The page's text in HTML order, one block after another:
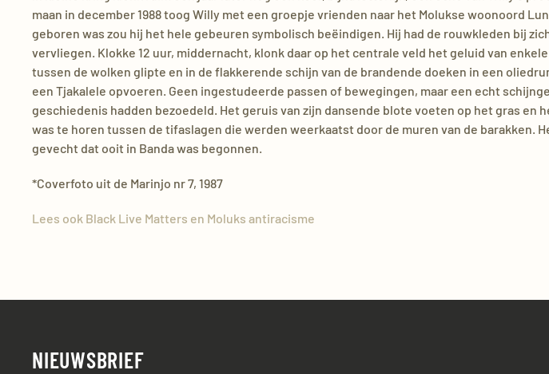
maan in december 1988 toog Willy met een groepje vrienden naar het Molukse woonoord
geboren was zou hij het hele gebeuren symbolisch beëindigen. Hij had de rouwkleden bij
vervliegen. Klokke 12 uur, middernacht, klonk daar op het centrale veld het geluid van
tussen de wolken glipte en in de flakkerende schijn van de brandende doeken in een
een Tjakalele opvoeren. Geen ingestudeerde passen of bewegingen, maar een echt
geschiedenis hadden bezoedeld. Het geruis van zijn dansende blote voeten op het gras en
was te horen tussen de tifaslagen die werden weerkaatst door de muren van de barakken.
gevecht dat ooit in Banda was begonnen.
*Coverfoto uit de Marinjo nr 7, 1987
Lees ook Black Live Matters en Moluks antiracisme
NIEUWSBRIEF